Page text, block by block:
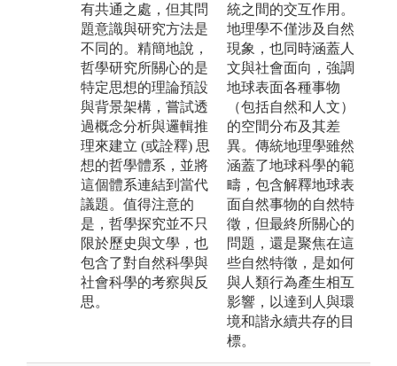
有共通之處，但其問
題意識與研究方法是
不同的。精簡地說，
哲學研究所關心的是
特定思想的理論預設
與背景架構，嘗試透
過概念分析與邏輯推
理來建立 (或詮釋) 思
想的哲學體系，並將
這個體系連結到當代
議題。值得注意的
是，哲學探究並不只
限於歷史與文學，也
包含了對自然科學與
社會科學的考察與反
思。
統之間的交互作用。
地理學不僅涉及自然
現象，也同時涵蓋人
文與社會面向，強調
地球表面各種事物
（包括自然和人文）
的空間分布及其差
異。傳統地理學雖然
涵蓋了地球科學的範
疇，包含解釋地球表
面自然事物的自然特
徵，但最終所關心的
問題，還是聚焦在這
些自然特徵，是如何
與人類行為產生相互
影響，以達到人與環
境和諧永續共存的目
標。